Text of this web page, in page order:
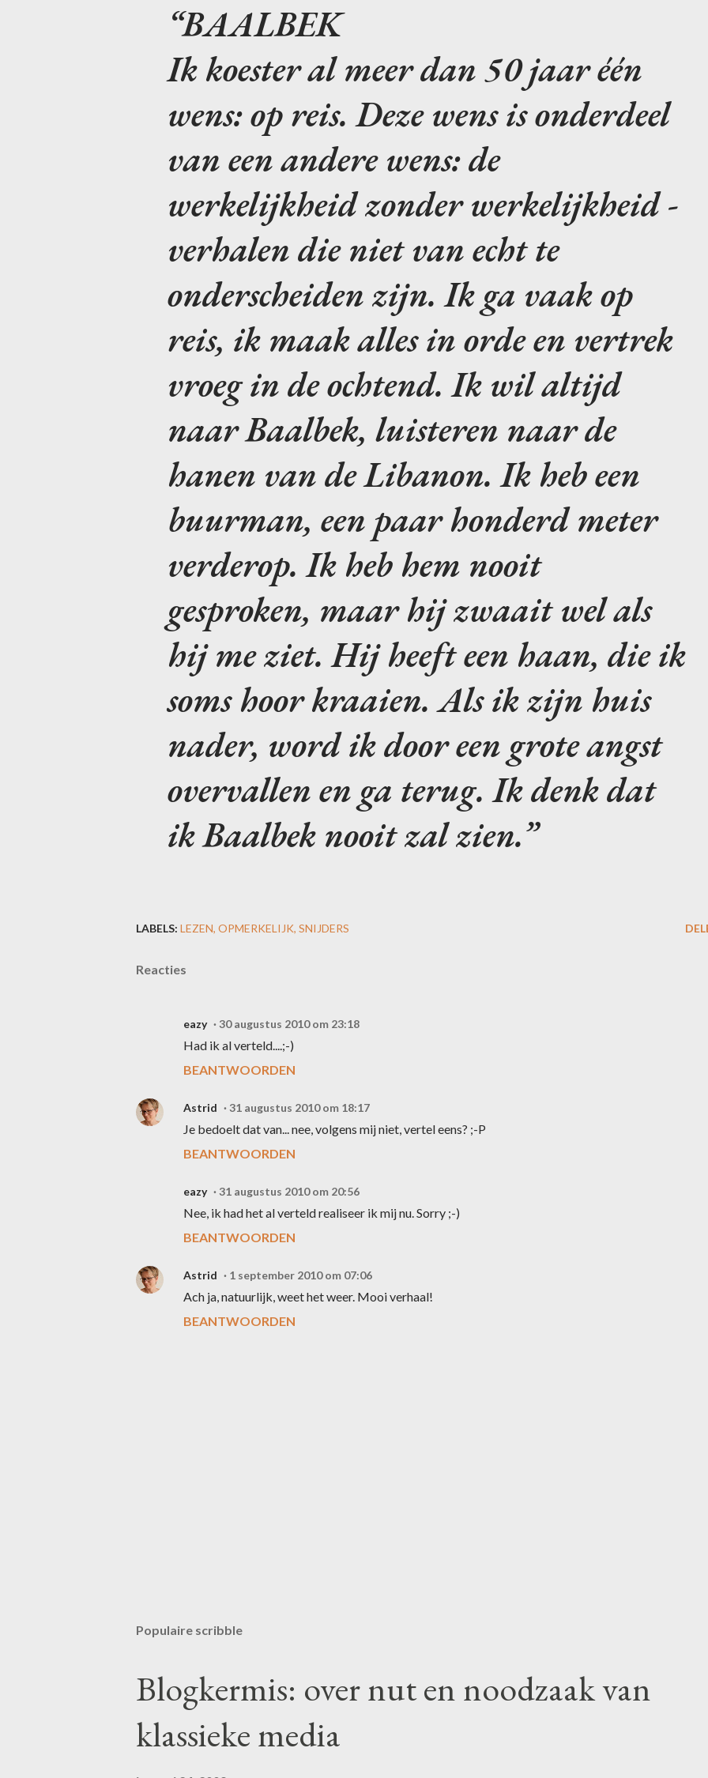
BAALBEK
Ik koester al meer dan 50 jaar één
wens: op reis. Deze wens is onderdeel
van een andere wens: de
werkelijkheid zonder werkelijkheid -
verhalen die niet van echt te
onderscheiden zijn. Ik ga vaak op
reis, ik maak alles in orde en vertrek
vroeg in de ochtend. Ik wil altijd
naar Baalbek, luisteren naar de
hanen van de Libanon. Ik heb een
buurman, een paar honderd meter
verderop. Ik heb hem nooit
gesproken, maar hij zwaait wel als
hij me ziet. Hij heeft een haan, die ik
soms hoor kraaien. Als ik zijn huis
nader, word ik door een grote angst
overvallen en ga terug. Ik denk dat
ik Baalbek nooit zal zien.
LABELS: LEZEN OPMERKELIJK SNIJDERS
Reacties
eazy 30 augustus 2010 om 23:18
Had ik al verteld....;-)
BEANTWOORDEN
Astrid 31 augustus 2010 om 18:17
Je bedoelt dat van... nee, volgens mij niet, vertel eens? ;-P
BEANTWOORDEN
eazy 31 augustus 2010 om 20:56
Nee, ik had het al verteld realiseer ik mij nu. Sorry ;-)
BEANTWOORDEN
Astrid 1 september 2010 om 07:06
Ach ja, natuurlijk, weet het weer. Mooi verhaal!
BEANTWOORDEN
e
t
i
e
p
Populaire scribble
Blogkermis: over nut en noodzaak van
klassieke media